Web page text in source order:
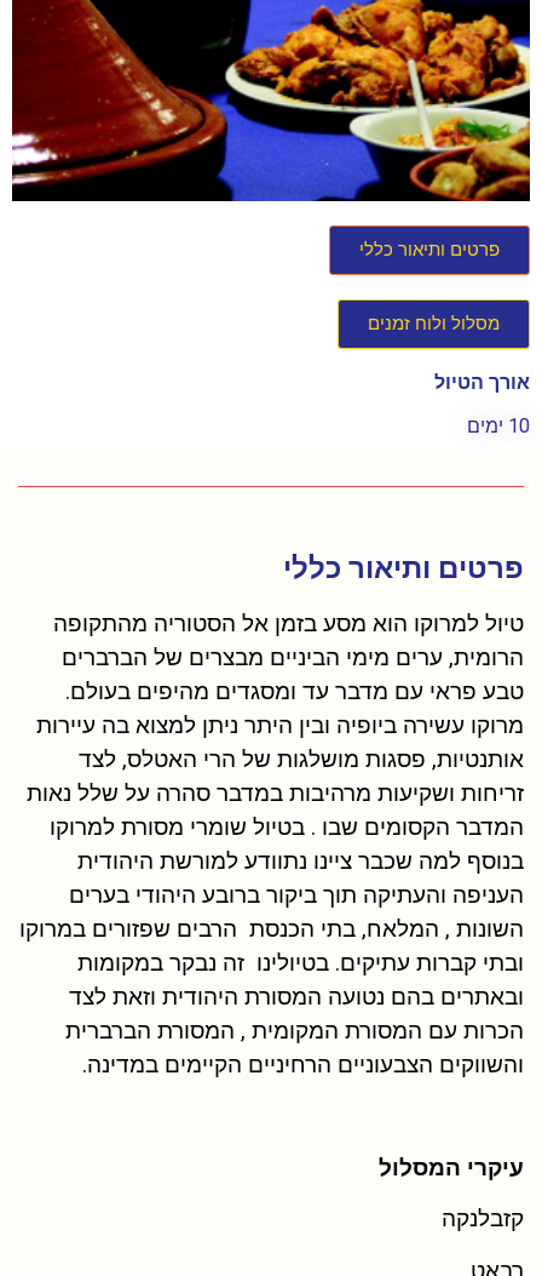
פרטים ותיאור כללי
מסלול ולוח זמנים
אורך הטיול
10 ימים
פרטים ותיאור כללי
טיול למרוקו הוא מסע בזמן אל הסטוריה מהתקופה
הרומית, ערים מימי הביניים מבצרים של הברברים
טבע פראי עם מדבר עד ומסגדים מהיפים בעולם.
מרוקו עשירה ביופיה ובין היתר ניתן למצוא בה עיירות
אותנטיות, פסגות מושלגות של הרי האטלס, לצד
זריחות ושקיעות מרהיבות במדבר סהרה על שלל נאות
המדבר הקסומים שבו . בטיול שומרי מסורת למרוקו
בנוסף למה שכבר ציינו נתוודע למורשת היהודית
העניפה והעתיקה תוך ביקור ברובע היהודי בערים
השונות , המלאח, בתי הכנסת הרבים שפזורים במרוקו
ובתי קברות עתיקים. בטיולינו זה נבקר במקומות
ובאתרים בהם נטועה המסורת היהודית וזאת לצד
הכרות עם המסורת המקומית , המסורת הברברית
והשווקים הצבעוניים הרחיניים הקיימים במדינה.
עיקרי המסלול
קזבלנקה
רבאט